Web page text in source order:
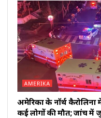
AMERIKA
अमेरिका के नॉर्थ
कई लोगों की मौत; जांच में